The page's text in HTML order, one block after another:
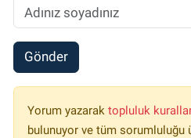
Gönder
Yorum yazarak topluluk
bulunuyor ve tüm sorumluluğu